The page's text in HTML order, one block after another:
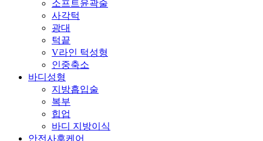
소프트윤곽술
사각턱
광대
턱끝
V라인 턱성형
인중축소
바디성형
지방흡입술
복부
힙업
바디 지방이식
안전사후케어